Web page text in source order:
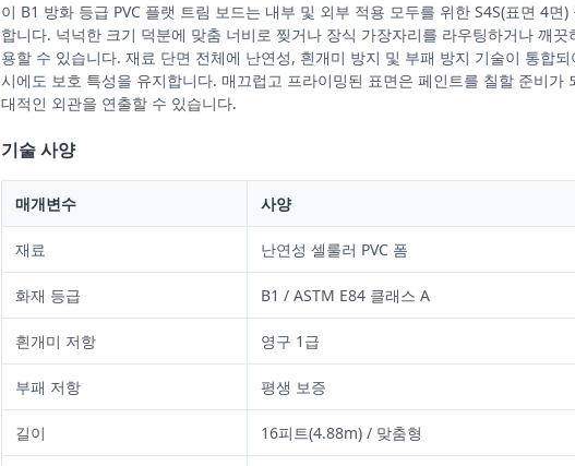
이 B1 방화 등급 PVC 플랫 트림 보드는 내부 및 외부 적용 모두를 위한 S4S(표면 4
합니다. 넉넉한 크기 덕분에 맞춤 너비로 찢거나 장식 가장자리를 라우팅하거나 깨
용할 수 있습니다. 재료 단면 전체에 난연성, 흰개미 방지 및 부패 방지 기술이 통합
시에도 보호 특성을 유지합니다. 매끄럽고 프라이밍된 표면은 페인트를 칠할 준비가
대적인 외관을 연출할 수 있습니다.
기술 사양
매개변수 사양
재료 난연성 셀룰러 PVC 폼
화재 등급 B1 / ASTM E84 클래스 A
흰개미 저항 영구 1급
부패 저항 평생 보증
길이 16피트(4.88m) / 맞춤형